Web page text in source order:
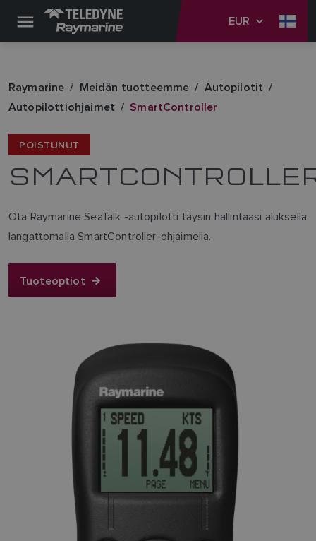
EUR
Raymarine Meidän tuotteemme
Autopilotit
Autopilottiohjaimet
SmartController
POISTUNUT
Ota Raymarine SeaTalk -autopilotti täysin hallintaasi aluksella
langattomalla SmartController-ohjaimella.
Tuoteoptiot